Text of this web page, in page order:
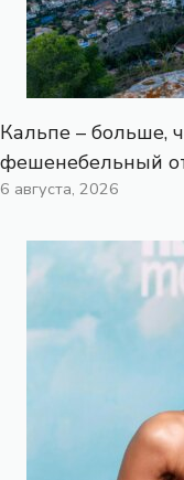
Кальпе – больше,
фешенебельный
6 августа, 2026